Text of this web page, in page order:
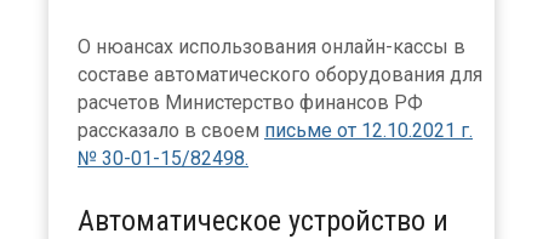
О нюансах использования онлайн-кассы в
составе автоматического оборудования для
расчетов Министерство финансов РФ
рассказало в своем письме от 12.10.2021 г.
№ 30-01-15/82498.
Автоматическое устройство и